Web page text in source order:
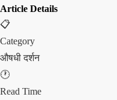
Article Details
📋
Category
औषधी दर्शन
🕐
Read Time